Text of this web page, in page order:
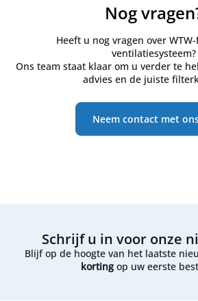
Nog
Heeft u nog vragen over
ventilatiesysteem?
Ons team staat klaar om u verder te
advies en de juiste
Neem contact met
Schrijf u in voor onze
Blijf op de hoogte van het laatste
kortingop uw eerste